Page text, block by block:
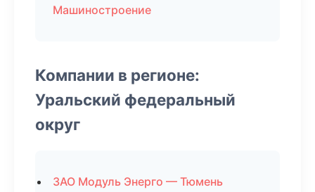
Машиностроение
Компании в регионе:
Уральский федеральный
округ
ЗАО Модуль Энерго — Тюмень